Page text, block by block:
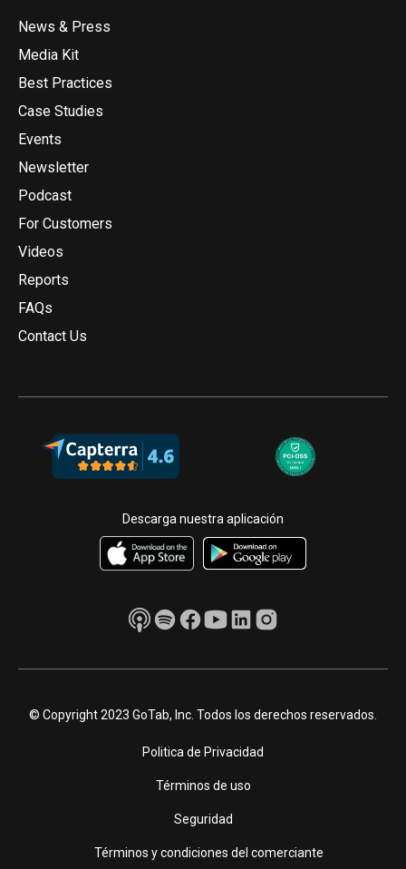
News & Press
Media Kit
Best Practices
Case Studies
Events
Newsletter
Podcast
For Customers
Videos
Reports
FAQs
Contact Us
Descarga nuestra aplicación
© Copyright 2023 GoTab, Inc. Todos los derechos reservados.
Politica de Privacidad
Términos de uso
Seguridad
Términos y condiciones del comerciante